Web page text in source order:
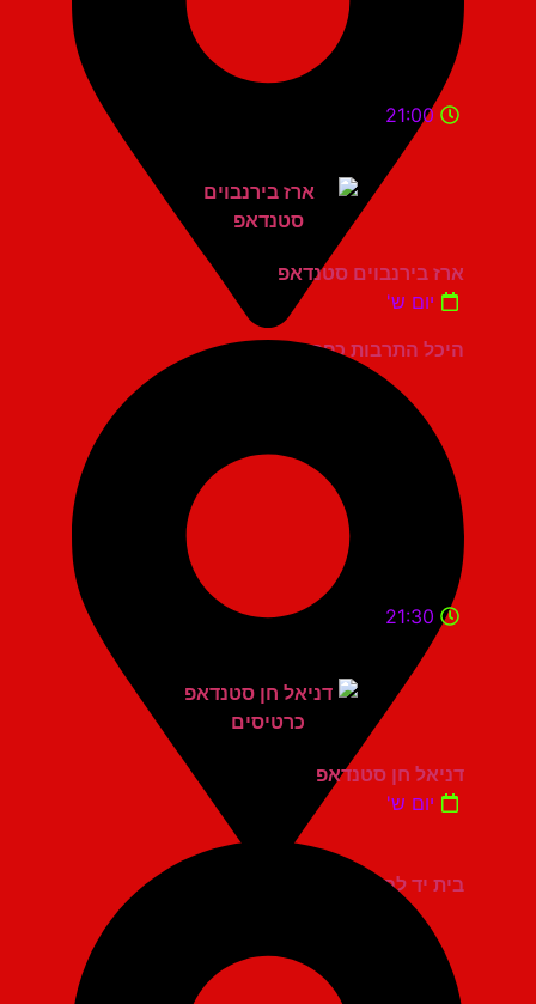
היכל התרבות כפר סבא
21:00
ארז בירנבוים סטנדאפ
יום ש'
בית יד לבנים אשדוד
21:30
דניאל חן סטנדאפ
יום ש'